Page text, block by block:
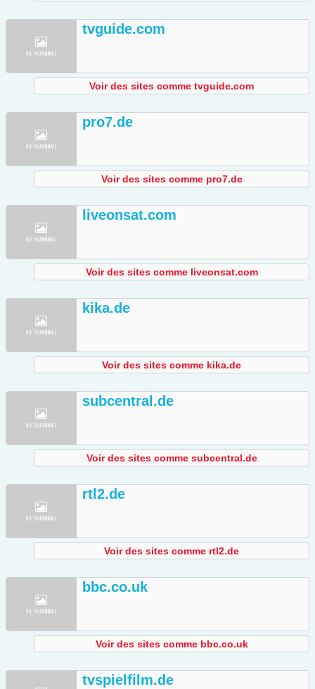
tvguide.com
Voir des sites comme tvguide.com
pro7.de
Voir des sites comme pro7.de
liveonsat.com
Voir des sites comme liveonsat.com
kika.de
Voir des sites comme kika.de
subcentral.de
Voir des sites comme subcentral.de
rtl2.de
Voir des sites comme rtl2.de
bbc.co.uk
Voir des sites comme bbc.co.uk
tvspielfilm.de